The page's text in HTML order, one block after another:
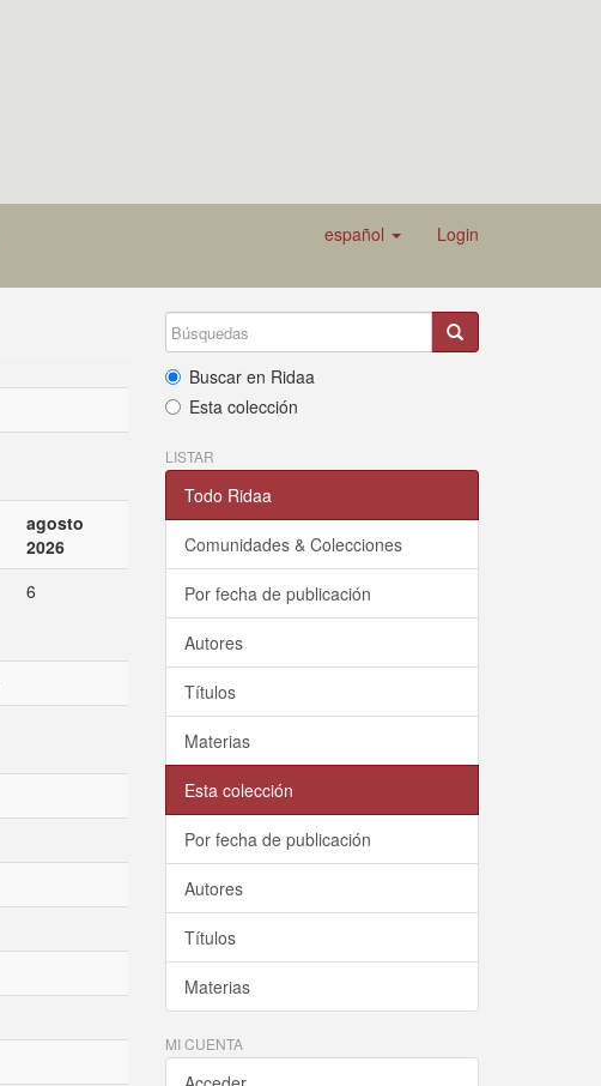
español Login
agosto
2026
6
Buscar en Ridaa
Esta colección
LISTAR
Todo Ridaa
Comunidades & Colecciones
Por fecha de publicación
Autores
Títulos
Materias
Esta colección
Por fecha de publicación
Autores
Títulos
Materias
MI CUENTA